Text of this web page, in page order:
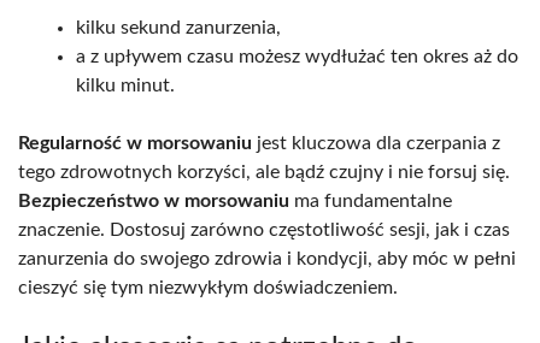
kilku sekund zanurzenia,
a z upływem czasu możesz wydłużać ten okres aż do
kilku minut.
Regularność w morsowaniu jest kluczowa dla czerpania z
tego zdrowotnych korzyści, ale bądź czujny i nie forsuj się.
Bezpieczeństwo w morsowaniu ma fundamentalne
znaczenie. Dostosuj zarówno częstotliwość sesji, jak i czas
zanurzenia do swojego zdrowia i kondycji, aby móc w pełni
cieszyć się tym niezwykłym doświadczeniem.